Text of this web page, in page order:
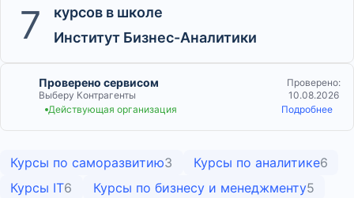
7
курсов в школе
Институт Бизнес-Аналитики
Проверено сервисом
Выберу Контрагенты
Проверено:
10.08.2026
Действующая организация
Подробнее
Курсы по саморазвитию3 Курсы по аналитике6
Курсы IT6 Курсы по бизнесу и менеджменту5